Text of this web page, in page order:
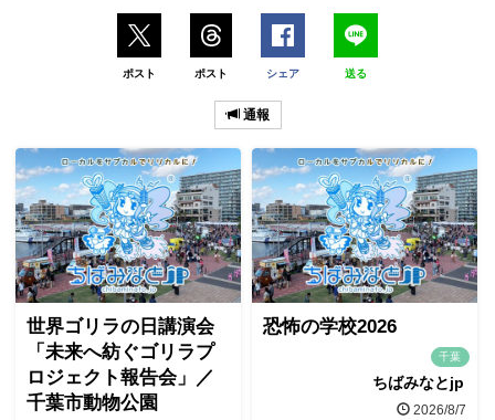
ポスト ポスト シェア 送る
通報
世界ゴリラの日講演会
「未来へ紡ぐゴリラプ
ロジェクト報告会」／
千葉市動物公園
恐怖の学校2026
千葉
ちばみなとjp
2026/8/7